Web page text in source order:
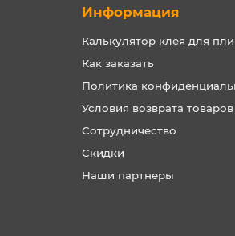
Информация
Калькулятор клея для
Как заказать
Политика
Условия возврата товаров
Сотрудничество
Скидки
Наши партнеры